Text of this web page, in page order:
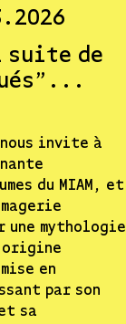
suite de
nous invite à
du MIAM, et
une mythologie
origine
en
par son
sa